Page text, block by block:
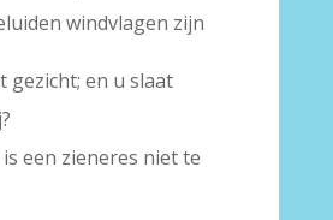
windvlagen zijn
gezicht; en u slaat
een zieneres niet te